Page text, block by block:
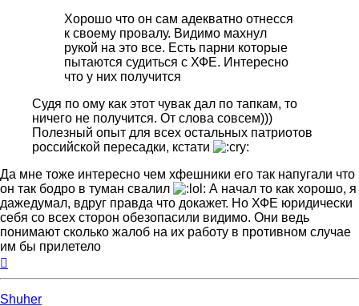
Хорошо что он сам адекватно отнесся
к своему провалу. Видимо махнул
рукой на это все. Есть парни которые
пытаются судиться с ХФЕ. Интересно
что у них получится
Судя по ому как этот чувак дал по тапкам, то
ничего не получится. От слова совсем)))
Полезный опыт для всех остальных патриотов
российской пересадки, кстати
Да мне тоже интересно чем хфешники его так напугали что
он так бодро в туман свалил
А начал то как хорошо, я
дажедумал, вдруг правда что докажет. Но ХФЕ юридически
себя со всех сторон обезопасили видимо. Они ведь
понимают сколько жалоб на их работу в противном случае
им бы прилетело
Shuher